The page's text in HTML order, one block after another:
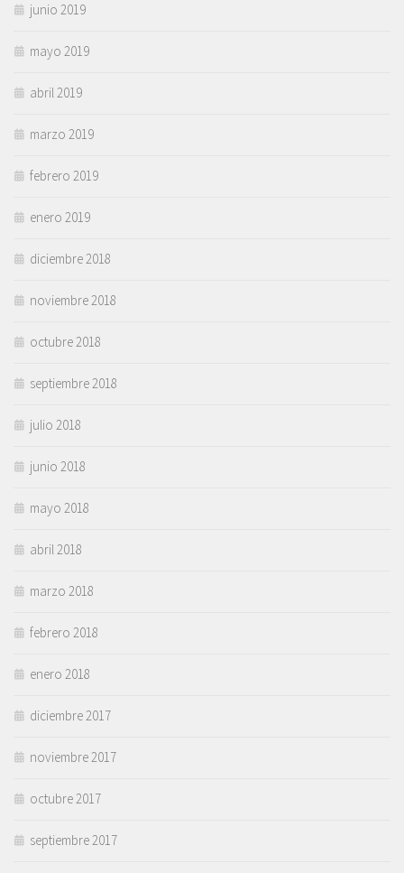
junio 2019
mayo 2019
abril 2019
marzo 2019
febrero 2019
enero 2019
diciembre 2018
noviembre 2018
octubre 2018
septiembre 2018
julio 2018
junio 2018
mayo 2018
abril 2018
marzo 2018
febrero 2018
enero 2018
diciembre 2017
noviembre 2017
octubre 2017
septiembre 2017